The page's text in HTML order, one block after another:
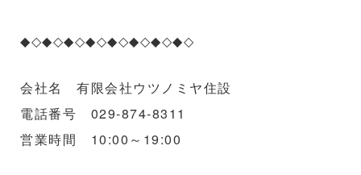
◆◇◆◇◆◇◆◇◆◇◆◇◆◇◆◇
会社名
有限会社ウツノミヤ住設
電話番号 029-874-8311
営業時間
10:00～19:00